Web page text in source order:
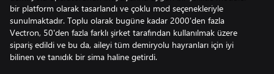
bir platform olarak tasarlandı ve çoklu mod seçenekleriyle
sunulmaktadır. Toplu olarak bugüne kadar 2000'den fazla
Vectron, 50'den fazla farklı şirket tarafından kullanılmak üzere
sipariş edildi ve bu da, aileyi tüm demiryolu hayranları için iyi
bilinen ve tanıdık bir sima haline getirdi.